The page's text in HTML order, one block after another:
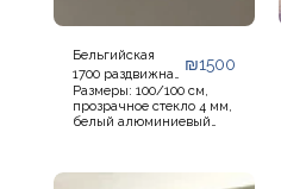
Бельгийская
1700 раздвижная
2-створчатая,
самостоятельная
сборка
₪1500
Размеры: 100/100 см,
прозрачное стекло 4 мм,
белый алюминиевый